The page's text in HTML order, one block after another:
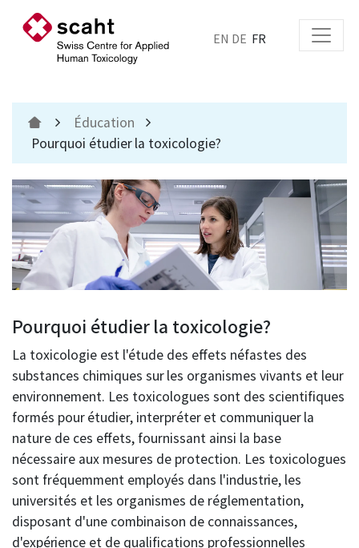
EN DE FR
Éducation
Pourquoi étudier la toxicologie?
Pourquoi étudier la toxicologie?
La toxicologie est l'étude des effets néfastes des
substances chimiques sur les organismes vivants et leur
environnement. Les toxicologues sont des scientifiques
formés pour étudier, interpréter et communiquer la
nature de ces effets, fournissant ainsi la base
nécessaire aux mesures de protection. Les toxicologues
sont fréquemment employés dans l'industrie, les
universités et les organismes de réglementation,
disposant d'une combinaison de connaissances,
d'expérience et de qualifications professionnelles